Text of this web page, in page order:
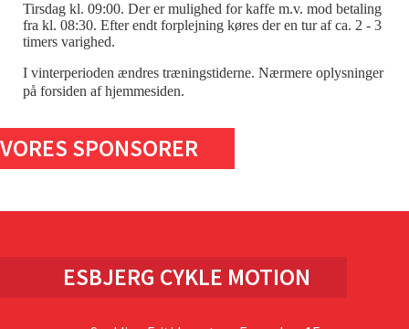
Tirsdag kl. 09:00. Der er mulighed for kaffe m.v. mod betaling
fra kl. 08:30. Efter endt forplejning køres der en tur af ca. 2 - 3
timers varighed.
I vinterperioden ændres træningstiderne. Nærmere oplysninger
på forsiden af hjemmesiden.
VORES SPONSORER
ESBJERG CYKLE MOTION